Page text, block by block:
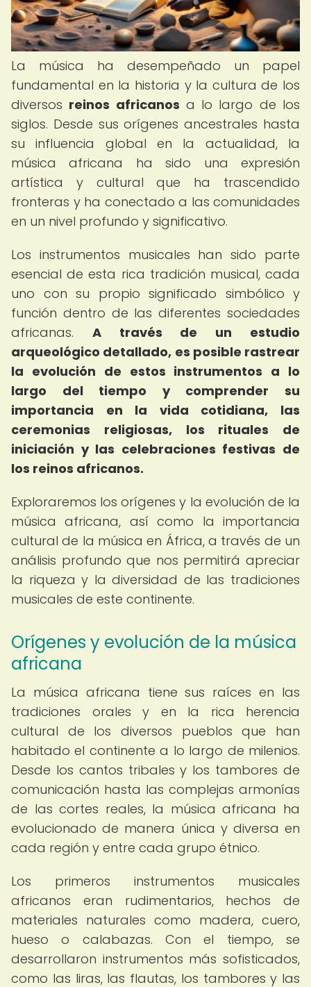
La música ha desempeñado un papel
fundamental en la historia y la cultura de los
diversos reinos africanos a lo largo de los
siglos. Desde sus orígenes ancestrales hasta
su influencia global en la actualidad, la
música africana ha sido una expresión
artística y cultural que ha trascendido
fronteras y ha conectado a las comunidades
en un nivel profundo y significativo.
Los instrumentos musicales han sido parte
esencial de esta rica tradición musical, cada
uno con su propio significado simbólico y
función dentro de las diferentes sociedades
africanas. A través de un estudio
arqueológico detallado, es posible rastrear
la evolución de estos instrumentos a lo
largo del tiempo y comprender su
importancia en la vida cotidiana, las
ceremonias religiosas, los rituales de
iniciación y las celebraciones festivas de
los reinos africanos.
Exploraremos los orígenes y la evolución de la
música africana, así como la importancia
cultural de la música en África, a través de un
análisis profundo que nos permitirá apreciar
la riqueza y la diversidad de las tradiciones
musicales de este continente.
Orígenes y evolución de la música
africana
La música africana tiene sus raíces en las
tradiciones orales y en la rica herencia
cultural de los diversos pueblos que han
habitado el continente a lo largo de milenios.
Desde los cantos tribales y los tambores de
comunicación hasta las complejas armonías
de las cortes reales, la música africana ha
evolucionado de manera única y diversa en
cada región y entre cada grupo étnico.
Los primeros instrumentos musicales
africanos eran rudimentarios, hechos de
materiales naturales como madera, cuero,
hueso o calabazas. Con el tiempo, se
desarrollaron instrumentos más sofisticados,
como las liras, las flautas, los tambores y las